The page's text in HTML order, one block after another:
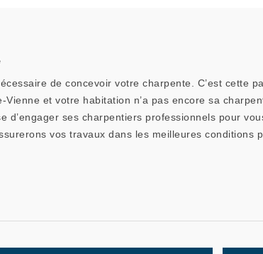
de concevoir votre charpente. C’est cette
et votre habitation n’a pas encore sa
ses charpentiers professionnels pour
vos travaux dans les meilleures conditions